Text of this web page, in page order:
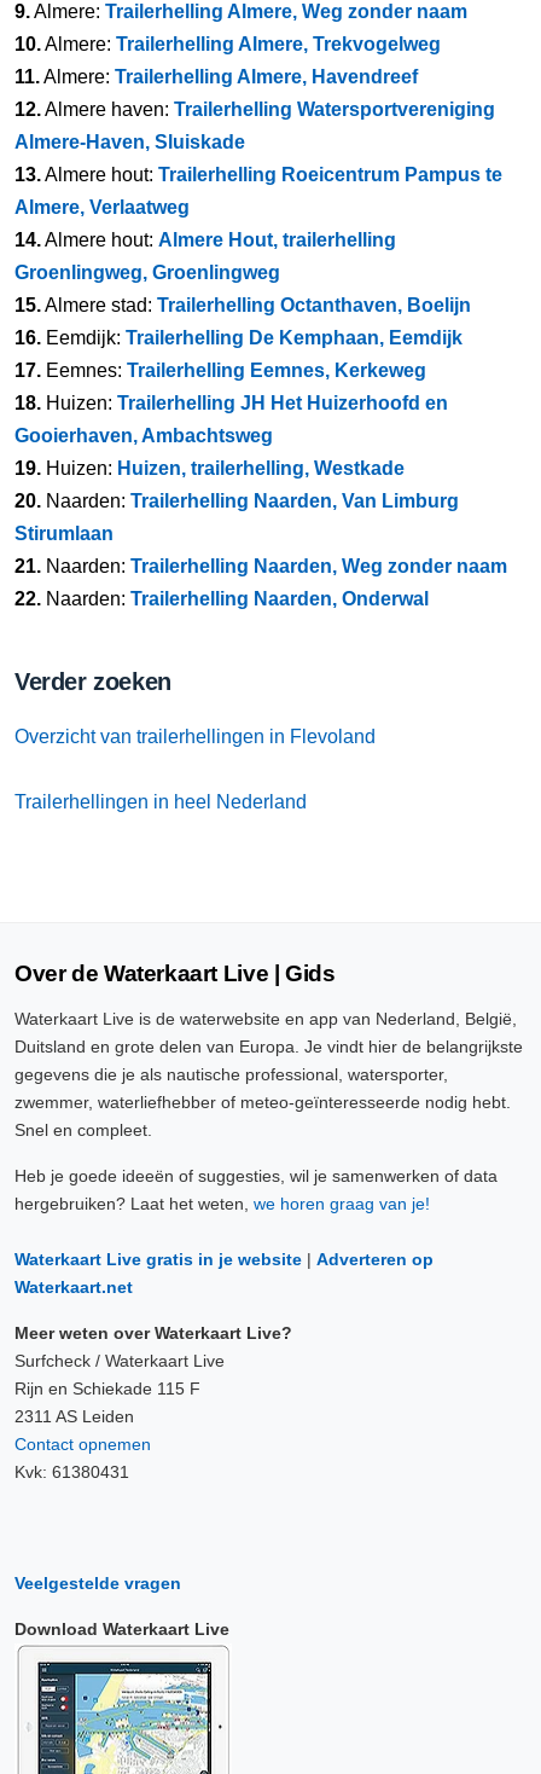
9.Almere: Trailerhelling Almere, Weg zonder naam
10.Almere: Trailerhelling Almere, Trekvogelweg
11.Almere: Trailerhelling Almere, Havendreef
12.Almere haven: Trailerhelling Watersportvereniging
Almere-Haven, Sluiskade
13.Almere hout: Trailerhelling Roeicentrum Pampus te
Almere, Verlaatweg
14.Almere hout: Almere Hout, trailerhelling
Groenlingweg, Groenlingweg
15.Almere stad: Trailerhelling Octanthaven, Boelijn
16. Eemdijk: Trailerhelling De Kemphaan, Eemdijk
17. Eemnes: Trailerhelling Eemnes, Kerkeweg
18. Huizen: Trailerhelling JH Het Huizerhoofd en
Gooierhaven, Ambachtsweg
19. Huizen: Huizen, trailerhelling, Westkade
20. Naarden: Trailerhelling Naarden, Van Limburg
Stirumlaan
21. Naarden: Trailerhelling Naarden, Weg zonder naam
22. Naarden: Trailerhelling Naarden, Onderwal
Verder zoeken
Overzicht van trailerhellingen in Flevoland
Trailerhellingen in heel Nederland
Over de Waterkaart Live | Gids
Waterkaart Live is de waterwebsite en app van Nederland, België,
Duitsland en grote delen van Europa. Je vindt hier de belangrijkste
gegevens die je als nautische professional, watersporter,
zwemmer, waterliefhebber of meteo-geïnteresseerde nodig hebt.
Snel en compleet.
Heb je goede ideeën of suggesties, wil je samenwerken of data
hergebruiken? Laat het weten, we horen graag van je!
Waterkaart Live gratis in je website | Adverteren op
Waterkaart.net
Meer weten over Waterkaart Live?
Surfcheck / Waterkaart Live
Rijn en Schiekade 115 F
2311 AS Leiden
Contact opnemen
Kvk: 61380431
Veelgestelde vragen
Download Waterkaart Live